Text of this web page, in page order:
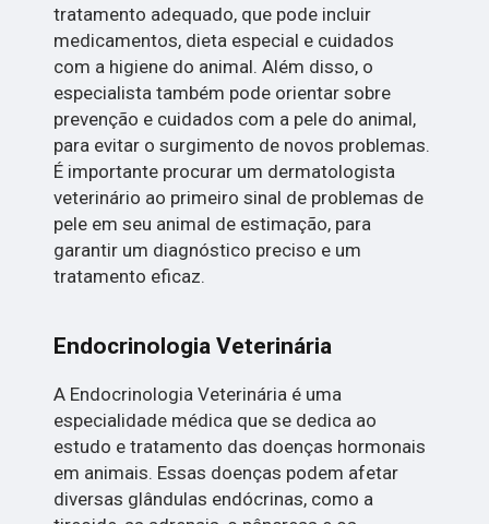
tratamento adequado, que pode incluir
medicamentos, dieta especial e cuidados
com a higiene do animal. Além disso, o
especialista também pode orientar sobre
prevenção e cuidados com a pele do animal,
para evitar o surgimento de novos problemas.
É importante procurar um dermatologista
veterinário ao primeiro sinal de problemas de
pele em seu animal de estimação, para
garantir um diagnóstico preciso e um
tratamento eficaz.
Endocrinologia Veterinária
A Endocrinologia Veterinária é uma
especialidade médica que se dedica ao
estudo e tratamento das doenças hormonais
em animais. Essas doenças podem afetar
diversas glândulas endócrinas, como a